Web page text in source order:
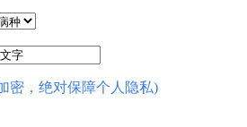
密，绝对保障个人隐私)